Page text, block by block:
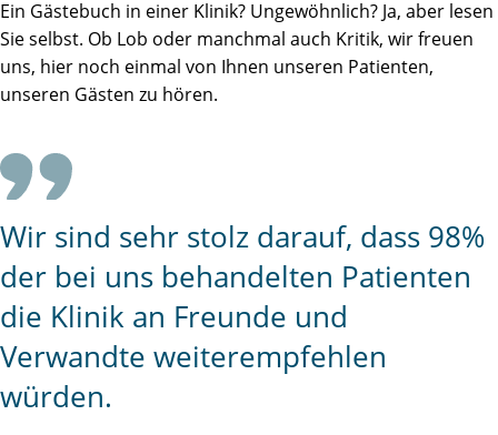
Ein Gästebuch in einer Klinik? Ungewöhnlich? Ja, aber lesen
Sie selbst. Ob Lob oder manchmal auch Kritik, wir freuen
uns, hier noch einmal von Ihnen unseren Patienten,
unseren Gästen zu hören.
Wir sind sehr stolz darauf, dass 98%
der bei uns behandelten Patienten
die Klinik an Freunde und
Verwandte weiterempfehlen
würden.